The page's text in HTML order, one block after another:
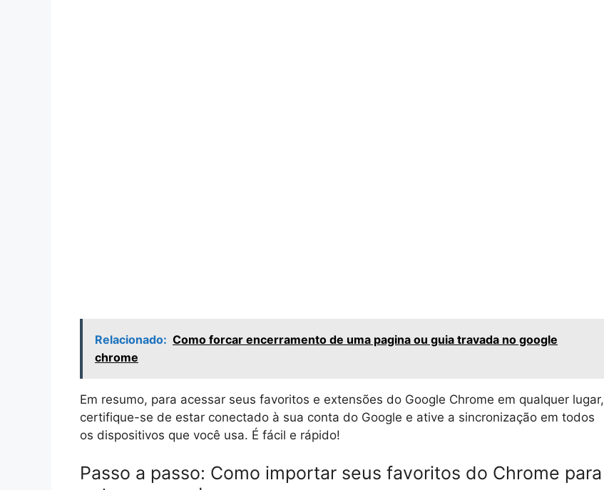
Relacionado: Como forcar encerramento de uma pagina ou guia travada no google
chrome
Em resumo, para acessar seus favoritos e extensões do Google Chrome em qualquer lugar,
certifique-se de estar conectado à sua conta do Google e ative a sincronização em todos
os dispositivos que você usa. É fácil e rápido!
Passo a passo: Como importar seus favoritos do Chrome para